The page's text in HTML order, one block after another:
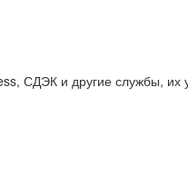
СДЭК и другие службы,